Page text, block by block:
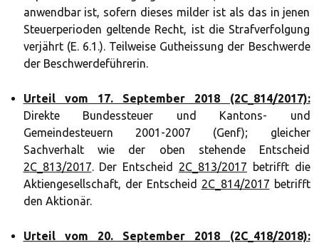
anwendbar ist, sofern dieses milder ist als das in jenen
Steuerperioden geltende Recht, ist die Strafverfolgung
verjährt (E. 6.1.). Teilweise Gutheissung der Beschwerde
der Beschwerdeführerin.
Urteil vom 17. September 2018 (2C_814/2017):
Direkte Bundessteuer und Kantons- und
Gemeindesteuern 2001-2007 (Genf); gleicher
Sachverhalt wie der oben stehende Entscheid
2C_813/2017. Der Entscheid 2C_813/2017 betrifft die
Aktiengesellschaft, der Entscheid 2C_814/2017 betrifft
den Aktionär.
Urteil vom 20. September 2018 (2C_418/2018):